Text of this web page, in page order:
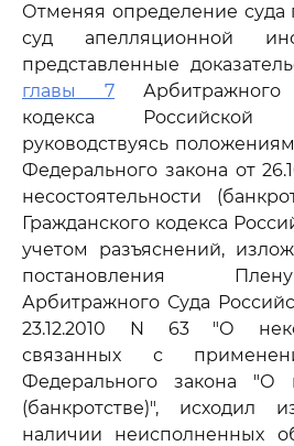
Отменяя определение суда
суд апелляционной
представленные
главы 7 Арбитражного
кодекса
руководствуясь
Федерального закона от
несостоятельности
Гражданского кодекса
учетом разъяснений,
постановления
Арбитражного Суда
23.12.2010 N 63 "О
связанных с
Федерального закона "О
(банкротстве)",
наличии неисполненных